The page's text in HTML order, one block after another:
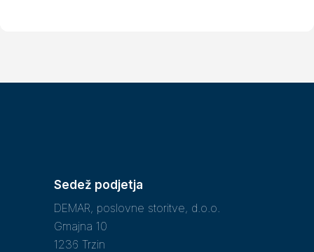
Sedež podjetja
DEMAR, poslovne storitve, d.o.o.
Gmajna 10
1236 Trzin